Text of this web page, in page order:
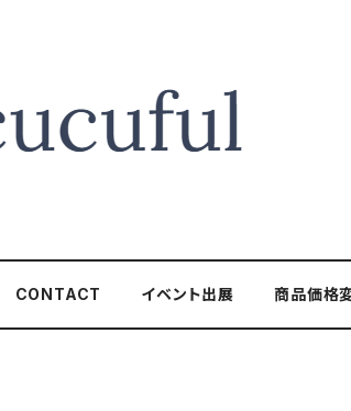
CONTACT イベント出展 商品価格